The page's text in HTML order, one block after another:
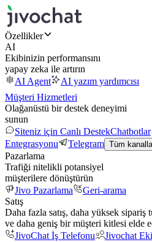
Özellikler
AI
Ekibinizin performansını
yapay zeka ile artırın
AI Agent
AI yazım yardımcısı
Müşteri Hizmetleri
Olağanüstü bir destek deneyimi
sunun
Siteniz için Canlı DestekChatbotlar
Entegrasyonu
Telegram Tüm
Pazarlama
Trafiği nitelikli potansiyel
müşterilere dönüştürün
Jivo Pazarlama
Geri-arama
Satış
Daha fazla satış, daha yüksek sipariş
ve daha geniş bir müşteri kitlesi elde
JivoChat İş Telefonu
Jivochat